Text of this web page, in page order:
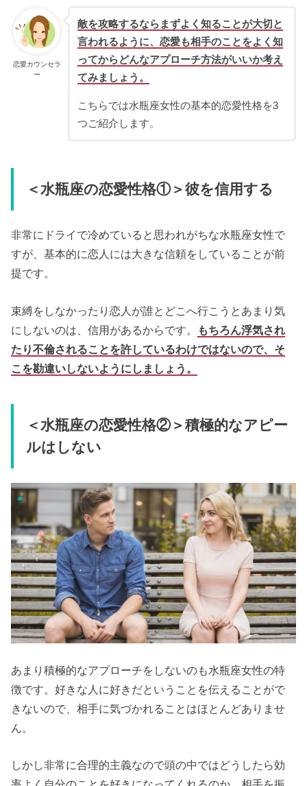
恋愛カウンセラ
ー
敵を攻略するならまずよく知ることが大切と
言われるように、恋愛も相手のことをよく知
ってからどんなアプローチ方法がいいか考え
てみましょう。
こちらでは水瓶座女性の基本的恋愛性格を3
つご紹介します。
＜水瓶座の恋愛性格①＞彼を信用する
非常にドライで冷めていると思われがちな水瓶座女性で
すが、基本的に恋人には大きな信頼をしていることが前
提です。
束縛をしなかったり恋人が誰とどこへ行こうとあまり気
にしないのは、信用があるからです。
もちろん浮気され
たり不倫されることを許しているわけではないので、そ
こを勘違いしないようにしましょう。
＜水瓶座の恋愛性格②＞積極的なアピー
ルはしない
あまり積極的なアプローチをしないのも水瓶座女性の特
徴です。好きな人に好きだということを伝えることがで
きないので、相手に気づかれることはほとんどありませ
ん。
しかし非常に合理的主義なので頭の中ではどうしたら効